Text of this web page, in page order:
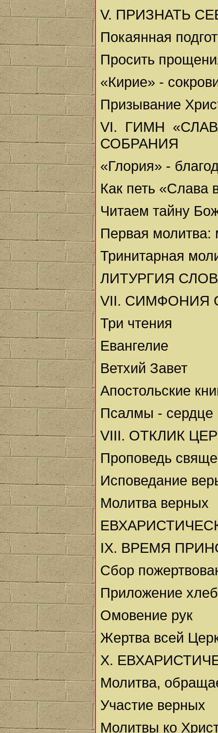
V. ПРИЗНАТЬ
Покаянная
Просить
«Кирие» -
Призывание
VI. ГИМН
СОБРАНИЯ
«Глория» -
Как петь «Слава
Читаем тайну
Первая молитва:
Тринитарная
ЛИТУРГИЯ
VII. СИМФОНИЯ
Три чтения
Евангелие
Ветхий Завет
Апостольские
Псалмы - сердце
VIII. ОТКЛИК
Проповедь
Исповедание
Молитва верных
IX. ВРЕМЯ
Сбор
Приложение
Омовение рук
Жертва всей
X.
Молитва,
Участие верных
Молитвы ко